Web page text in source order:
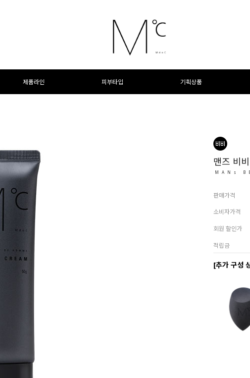
제품라인 피부타입 기획상품
맨즈 비
MANs
판매가격
소비자가격
회원 할인가
적립금
[추가 구성